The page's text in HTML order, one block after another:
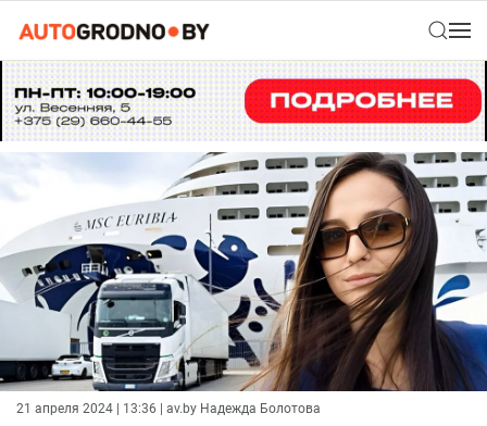
21 апреля 2024 | 13:36 | av.by Надежда Болотова